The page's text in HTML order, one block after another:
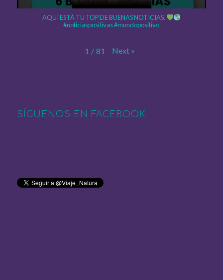
AQUÍ ESTÁ TU TOP DE BUENAS NOTICIAS.
#noticiaspositivas #mundopositivo
1 / 81 Next »
SÍGUENOS EN FACEBOOK